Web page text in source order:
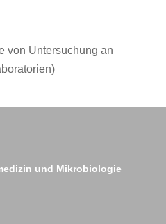
von Untersuchung an
und Mikrobiologie